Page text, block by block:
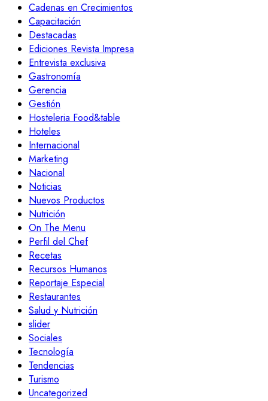
Cadenas en Crecimientos
Capacitación
Destacadas
Ediciones Revista Impresa
Entrevista exclusiva
Gastronomía
Gerencia
Gestión
Hosteleria Food&table
Hoteles
Internacional
Marketing
Nacional
Noticias
Nuevos Productos
Nutrición
On The Menu
Perfil del Chef
Recetas
Recursos Humanos
Reportaje Especial
Restaurantes
Salud y Nutrición
slider
Sociales
Tecnología
Tendencias
Turismo
Uncategorized